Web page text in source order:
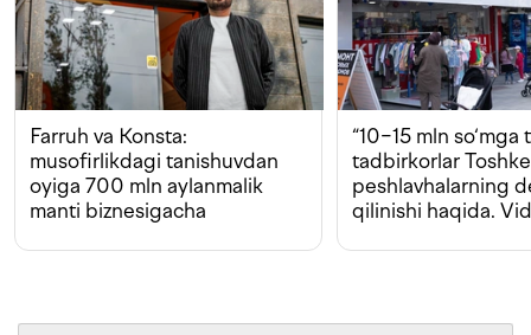
Farruh va Konsta:
musofirlikdagi tanishuvdan
oyiga 700 mln aylanmalik
manti biznesigacha
“10−15 mln so‘mga
tadbirkorlar
peshlavhalarning
qilinishi haqida.